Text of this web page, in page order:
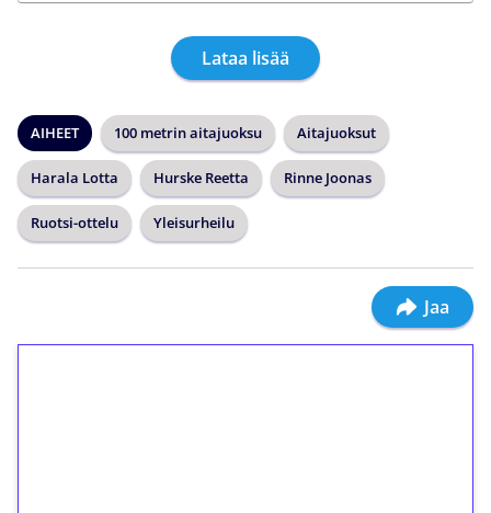
Lataa lisää
AIHEET 100 metrin aitajuoksu Aitajuoksut
Harala Lotta Hurske Reetta Rinne Joonas
Ruotsi-ottelu Yleisurheilu
Jaa